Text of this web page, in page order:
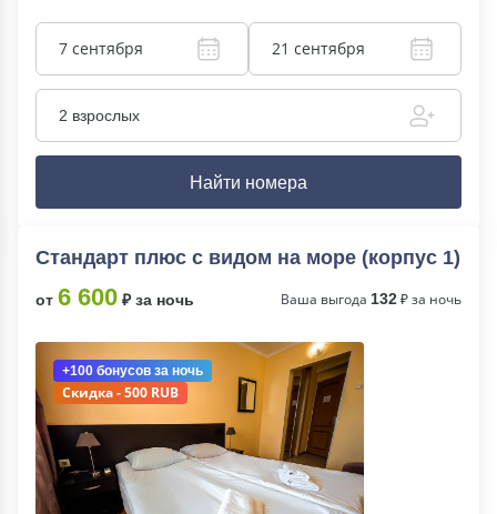
7 сентября 21 сентября
2 взрослых
Найти номера
Стандарт плюс с видом на море (корпус 1)
от 6 600 ₽ за ночь Ваша выгода 132₽ за ночь
+100 бонусов за ночь
Скидка - 500 RUB